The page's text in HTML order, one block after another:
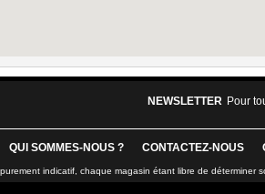
NEWSLETTER Pour
QUI SOMMES-NOUS ? CONTACTEZ-NOUS
indicatif, chaque magasin étant libre de déterminer